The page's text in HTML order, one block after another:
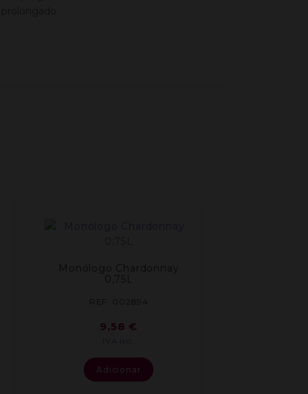
Monólogo Chardonnay
0,75L
REF: 002894
9,58 €
Adicionar